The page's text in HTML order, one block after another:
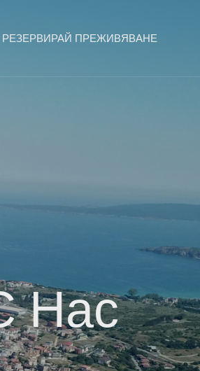
РЕЗЕРВИРАЙ ПРЕЖИВЯВАНЕ
Нас